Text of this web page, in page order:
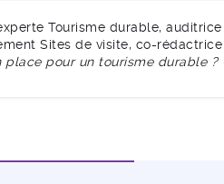
Tourisme durable,
Sites de visite, co-
pour un tourisme durable ?